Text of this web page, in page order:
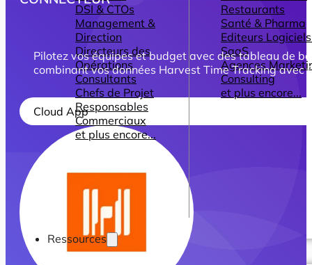
DSI & CTOs
Management &
Direction
Directeurs des
Opérations
Consultants
Chefs de Projet
Responsables
Commerciaux
et plus encore...
Restaurants
Santé & Pharma
Editeurs
SaaS
Agences
Consulting
et plus encore...
Ressources
Pilotez vos équipes et budget avec des tableau de
combinant vos données Harvest Time Tracking avec
Cloud App